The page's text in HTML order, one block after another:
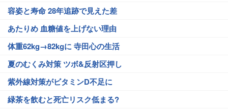
容姿と寿命 28年追跡で見えた差
あたりめ 血糖値を上げない理由
体重62kg→82kgに 寺田心の生活
夏のむくみ対策 ツボ&反射区押し
紫外線対策がビタミンD不足に
緑茶を飲むと死亡リスク低まる?